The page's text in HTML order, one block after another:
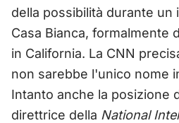
della possibilità durante un
Casa Bianca, formalmente
in California. La CNN
non sarebbe l'unico nome
Intanto anche la posizione
direttrice della National